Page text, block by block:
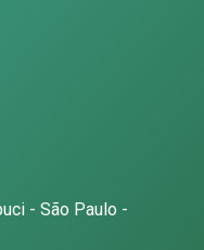
- São Paulo -